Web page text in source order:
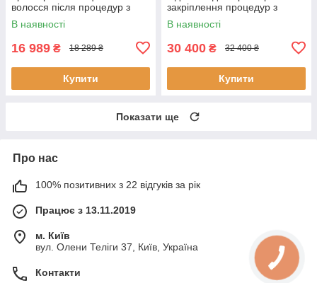
волосся після процедур з
догляду за волоссям
В наявності
16 989 ₴ 18 289 ₴
Купити
закріплення процедур з
догляду
В наявності
30 400 ₴ 32 400 ₴
Купити
Показати ще
Про нас
100% позитивних з 22 відгуків за рік
Працює з 13.11.2019
м. Київ
вул. Олени Теліги 37, Київ, Україна
Контакти